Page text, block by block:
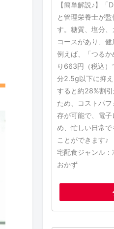
【簡単解説♪】「
と管理栄養士が
す。糖質、塩分
コースがあり、健
例えば、「つる
り663円（税込
分2.5g以下に抑
すると約28%割
ため、コストパ
存が可能で、電
め、忙しい日常
ことができます♪
宅配食ジャンル
おかず